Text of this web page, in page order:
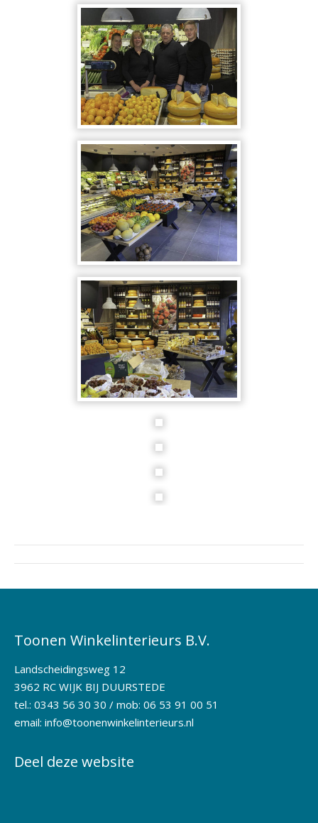
Project
navigation
Toonen Winkelinterieurs B.V.
Landscheidingsweg 12
3962 RC WIJK BIJ DUURSTEDE
tel.: 0343 56 30 30 / mob: 06 53 91 00 51
email: info@toonenwinkelinterieurs.nl
Deel deze website